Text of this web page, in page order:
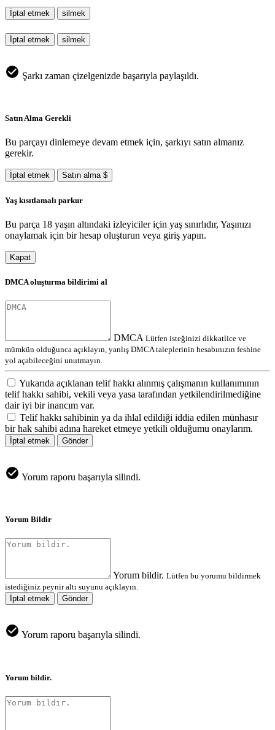
İptal etmek silmek
İptal etmek silmek
Şarkı zaman çizelgenizde başarıyla paylaşıldı.
Satın Alma Gerekli
Bu parçayı dinlemeye devam etmek için, şarkıyı satın almanız
gerekir.
İptal etmek Satın alma $
Yaş kısıtlamalı parkur
Bu parça 18 yaşın altındaki izleyiciler için yaş sınırlıdır, Yaşınızı
onaylamak için bir hesap oluşturun veya giriş yapın.
Kapat
DMCA oluşturma bildirimi al
DMCA Lütfen isteğinizi dikkatlice ve
mümkün olduğunca açıklayın, yanlış DMCA taleplerinin hesabınızın feshine
yol açabileceğini unutmayın.
Yukarıda açıklanan telif hakkı alınmış çalışmanın kullanımının
telif hakkı sahibi, vekili veya yasa tarafından yetkilendirilmediğine
dair iyi bir inancım var.
Telif hakkı sahibinin ya da ihlal edildiği iddia edilen münhasır
bir hak sahibi adına hareket etmeye yetkili olduğumu onaylarım.
İptal etmek Gönder
Yorum raporu başarıyla silindi.
Yorum Bildir
Yorum bildir. Lütfen bu yorumu bildirmek
istediğiniz peynir altı suyunu açıklayın.
İptal etmek
Gönder
Yorum raporu başarıyla silindi.
Yorum bildir.